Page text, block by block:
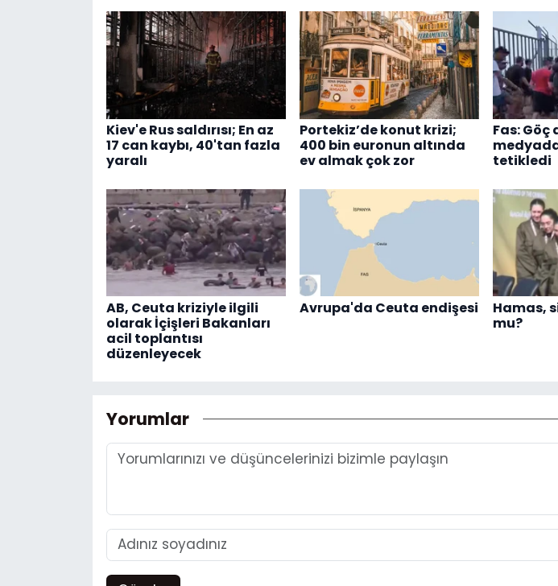
Kiev'e Rus saldırısı; En az
17 can kaybı, 40'tan fazla
yaralı
Portekiz’de konut krizi;
400 bin euronun altında
ev almak çok zor
Fas: Göç
tetikledi
AB, Ceuta kriziyle ilgili
olarak İçişleri Bakanları
acil toplantısı
düzenleyecek
Avrupa'da Ceuta endişesi
Hamas,
mu?
Yorumlar